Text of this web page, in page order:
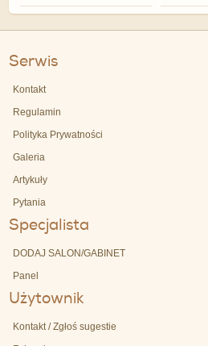
Serwis
Kontakt
Regulamin
Polityka Prywatności
Galeria
Artykuły
Pytania
Specjalista
DODAJ SALON/GABINET
Panel
Użytownik
Kontakt / Zgłoś sugestie